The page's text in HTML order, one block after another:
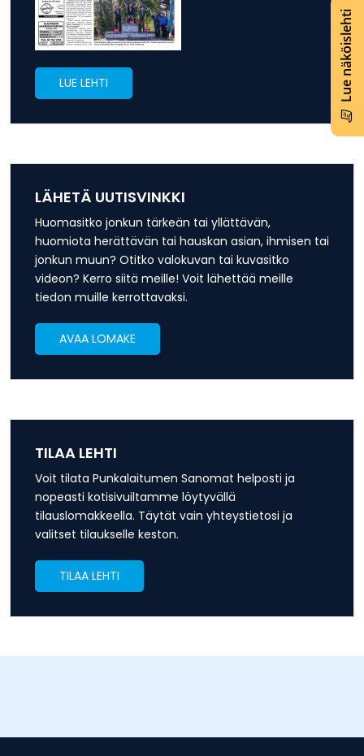
Lue näköislehti
LUE LEHTI
LÄHETÄ UUTISVINKKI
Huomasitko jonkun tärkeän tai yllättävän,
huomiota herättävän tai hauskan asian, ihmisen tai
jonkun muun? Otitko valokuvan tai kuvasitko
videon? Kerro siitä meille! Voit lähettää meille
tiedon muille kerrottavaksi.
AVAA LOMAKE
TILAA LEHTI
Voit tilata Punkalaitumen Sanomat helposti ja
nopeasti kotisivuiltamme löytyvällä
tilauslomakkeella. Täytät vain yhteystietosi ja
valitset tilaukselle keston.
TILAA LEHTI